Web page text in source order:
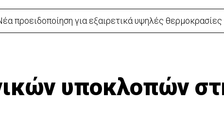
εμπρησμό της πρώην μπυραρίας Corner στη Λευκωσία
υποκλοπών